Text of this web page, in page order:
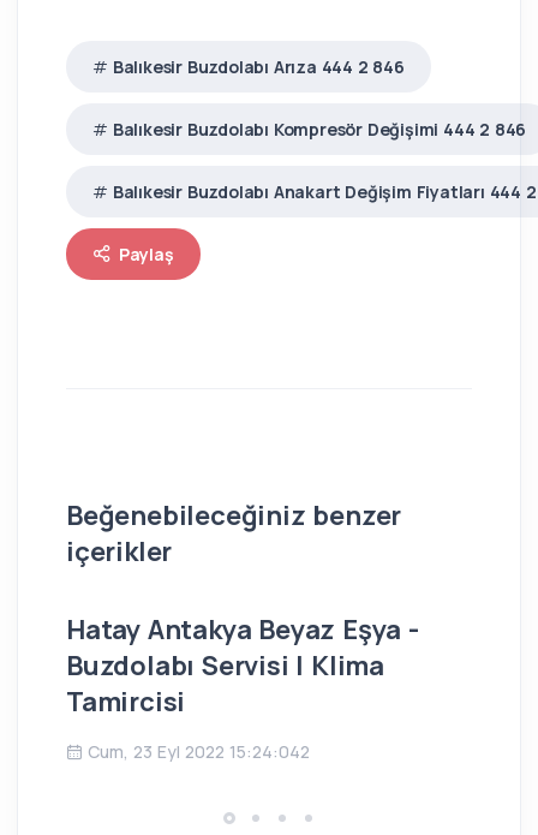
Balıkesir Buzdolabı Arıza 444 2 846
Balıkesir Buzdolabı Kompresör Değişimi 444 2 846
Balıkesir Buzdolabı Anakart Değişim Fiyatları 444
Paylaş
Beğenebileceğiniz benzer
içerikler
Hatay Antakya Beyaz Eşya -
Buzdolabı Servisi | Klima
Tamircisi
Cum, 23 Eyl 2022 15:24:042